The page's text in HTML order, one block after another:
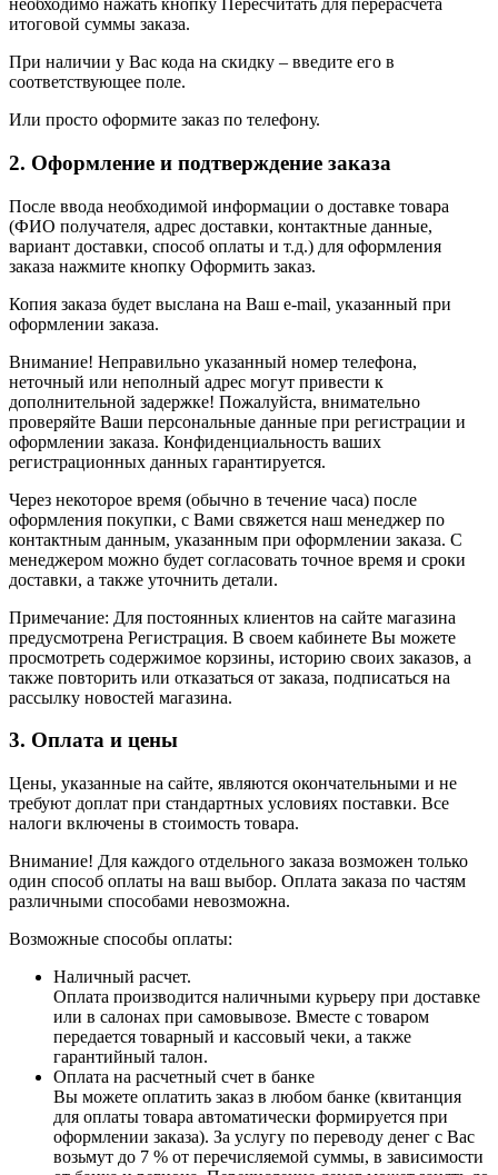
необходимо нажать кнопку Пересчитать для перерасчета
итоговой суммы заказа.
При наличии у Вас кода на скидку – введите его в
соответствующее поле.
Или просто оформите заказ по телефону.
2. Оформление и подтверждение заказа
После ввода необходимой информации о доставке товара
(ФИО получателя, адрес доставки, контактные данные,
вариант доставки, способ оплаты и т.д.) для оформления
заказа нажмите кнопку Оформить заказ.
Копия заказа будет выслана на Ваш e-mail, указанный при
оформлении заказа.
Внимание! Неправильно указанный номер телефона,
неточный или неполный адрес могут привести к
дополнительной задержке! Пожалуйста, внимательно
проверяйте Ваши персональные данные при регистрации и
оформлении заказа. Конфиденциальность ваших
регистрационных данных гарантируется.
Через некоторое время (обычно в течение часа) после
оформления покупки, с Вами свяжется наш менеджер по
контактным данным, указанным при оформлении заказа. С
менеджером можно будет согласовать точное время и сроки
доставки, а также уточнить детали.
Примечание: Для постоянных клиентов на сайте магазина
предусмотрена Регистрация. В своем кабинете Вы можете
просмотреть содержимое корзины, историю своих заказов, а
также повторить или отказаться от заказа, подписаться на
рассылку новостей магазина.
3. Оплата и цены
Цены, указанные на сайте, являются окончательными и не
требуют доплат при стандартных условиях поставки. Все
налоги включены в стоимость товара.
Внимание! Для каждого отдельного заказа возможен только
один способ оплаты на ваш выбор. Оплата заказа по частям
различными способами невозможна.
Возможные способы оплаты:
Наличный расчет.
Оплата производится наличными курьеру при доставке
или в салонах при самовывозе. Вместе с товаром
передается товарный и кассовый чеки, а также
гарантийный талон.
Оплата на расчетный счет в банке
Вы можете оплатить заказ в любом банке (квитанция
для оплаты товара автоматически формируется при
оформлении заказа). За услугу по переводу денег с Вас
возьмут до 7 % от перечисляемой суммы, в зависимости